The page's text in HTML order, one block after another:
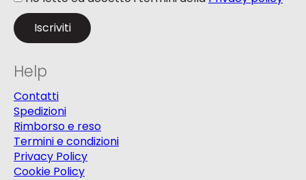
Help
Contatti
Spedizioni
Rimborso e reso
Termini e condizioni
Privacy Policy
Cookie Policy